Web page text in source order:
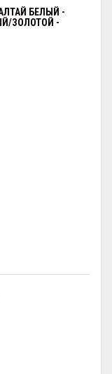
БЕЛЫЙ -
ЗОЛОТОЙ -